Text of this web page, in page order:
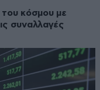
κόσμου με
συναλλαγές